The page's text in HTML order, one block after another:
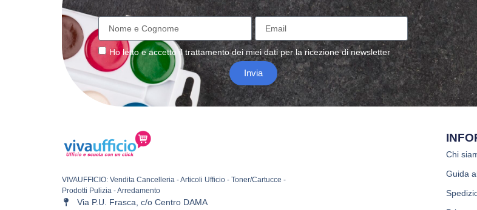
Ho letto e accetto iltrattamentodei miei dati per la ricezione di newsletter
Invia
VIVAUFFICIO: Vendita Cancelleria - Articoli Ufficio - Toner/Cartucce -
Prodotti Pulizia - Arredamento
Via P.U. Frasca, c/o Centro DAMA
Chi
Guida